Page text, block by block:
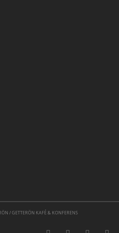
/ GETTERÖN KAFÉ & KONFERENS